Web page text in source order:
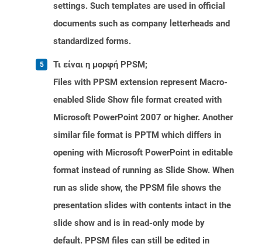
settings. Such templates are used in official
documents such as company letterheads and
standardized forms.
Τι είναι η μορφή PPSM;
Files with PPSM extension represent Macro-
enabled Slide Show file format created with
Microsoft PowerPoint 2007 or higher. Another
similar file format is PPTM which differs in
opening with Microsoft PowerPoint in editable
format instead of running as Slide Show. When
run as slide show, the PPSM file shows the
presentation slides with contents intact in the
slide show and is in read-only mode by
default. PPSM files can still be edited in